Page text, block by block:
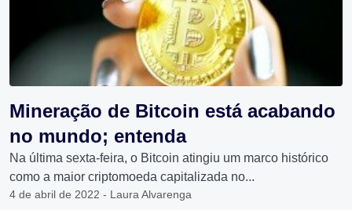
Mineração de Bitcoin está acabando
no mundo; entenda
Na última sexta-feira, o Bitcoin atingiu um marco histórico
como a maior criptomoeda capitalizada no...
4 de abril de 2022 - Laura Alvarenga